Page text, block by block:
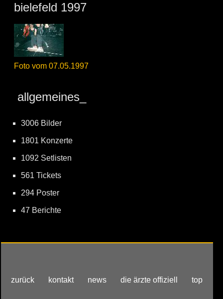
bielefeld 1997
Foto vom 07.05.1997
allgemeines_
3006 Bilder
1801 Konzerte
1092 Setlisten
561 Tickets
294 Poster
47 Berichte
zurück kontakt news die ärzte offiziell top